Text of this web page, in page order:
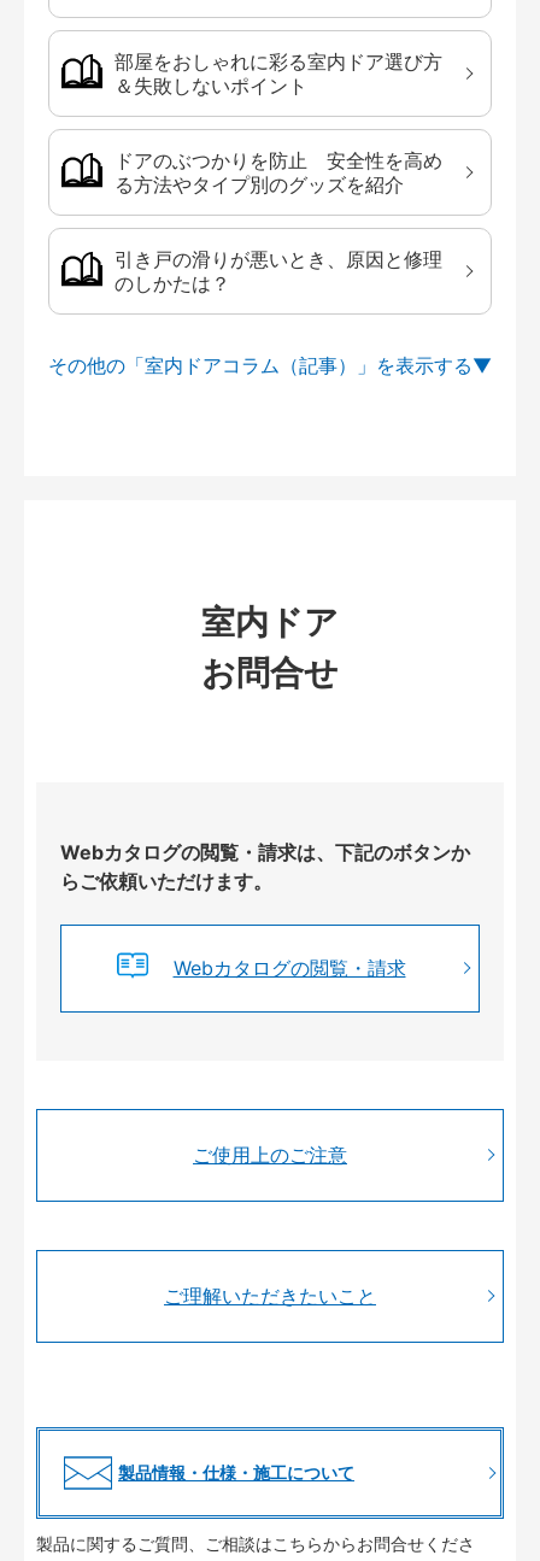
部屋をおしゃれに彩る室内ドア選び方
＆失敗しないポイント
ドアのぶつかりを防止 安全性を高め
る方法やタイプ別のグッズを紹介
引き戸の滑りが悪いとき、原因と修理
のしかたは？
その他の「室内ドアコラム（記事）」を
室内ドア
お問合せ
Webカタログの閲覧・請求は、下記のボタンか
らご依頼いただけます。
Webカタログの閲覧・請求
ご使用上のご注意
ご理解いただきたいこと
製品情報・仕様・施工について
製品に関するご質問、ご相談はこちらからお問合せくださ